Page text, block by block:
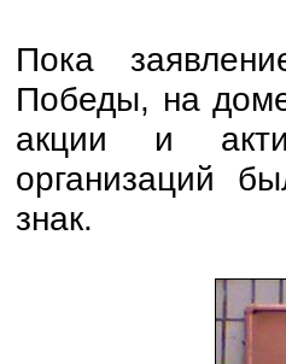
Пока
Победы, на
акции и
организаций
знак.